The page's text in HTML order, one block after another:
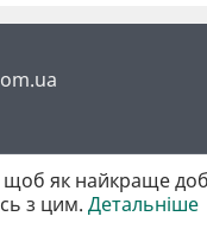
порадниця
використанні
як найкраще
з цим. Детальніше